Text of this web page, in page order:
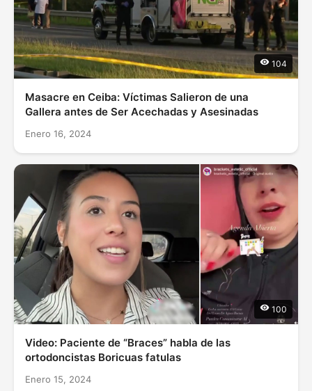
104
Masacre en Ceiba: Víctimas Salieron de una
Gallera antes de Ser Acechadas y Asesinadas
Enero 16, 2024
100
Video: Paciente de “Braces” habla de las
ortodoncistas Boricuas fatulas
Enero 15, 2024